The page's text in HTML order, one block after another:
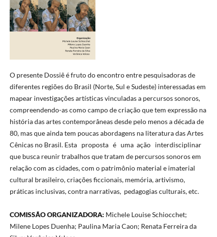
O presente Dossiê é fruto do encontro entre pesquisadoras de
diferentes regiões do Brasil (Norte, Sul e Sudeste) interessadas em
mapear investigações artísticas vinculadas a percursos sonoros,
compreendendo-as como campo de criação que tem expressão na
história das artes contemporâneas desde pelo menos a década de
80, mas que ainda tem poucas abordagens na literatura das Artes
Cênicas no Brasil. Esta proposta é uma ação interdisciplinar
que busca reunir trabalhos que tratam de percursos sonoros em
relação com as cidades, com o patrimônio material e imaterial
cultural brasileiro, criações ficcionais, memória, artivismo,
práticas inclusivas, contra narrativas, pedagogias culturais, etc.
COMISSÃO ORGANIZADORA: Michele Louise Schiocchet;
Milene Lopes Duenha; Paulina Maria Caon; Renata Ferreira da